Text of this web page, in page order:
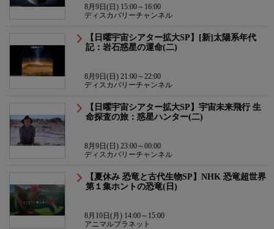
8月9日(日) 15:00～16:00
ディスカバリーチャンネル
【日曜宇宙シアター拡大SP】[新]太陽系年代
記：岩石惑星の運命(二)
8月9日(日) 21:00～22:00
ディスカバリーチャンネル
【日曜宇宙シアター拡大SP】宇宙未来飛行 生
命探査の旅：惑星ハンター(二)
8月9日(日) 23:00～00:00
ディスカバリーチャンネル
【夏休み 恐竜と古代生物SP】NHK 恐竜超世界
第１集ホントの恐竜(日)
8月10日(月) 14:00～15:00
アニマルプラネット